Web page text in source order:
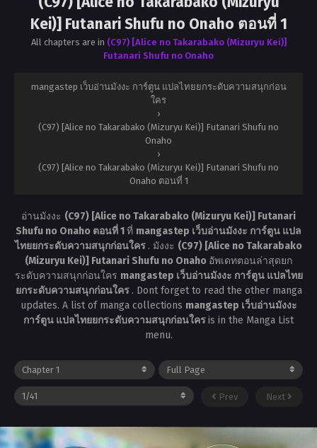
Kei)] Futanari Shufu no Onaho ตอนที่ 1
All chapters are in (C97) [Alice no Takarabako (Mizuryu Kei)]
Futanari Shufu no Onaho
mangastep เว็บอ่านมังงะ การ์ตูน แปลไทยยกระดับความสนุกก่อน
ใคร
›
(C97) [Alice no Takarabako (Mizuryu Kei)] Futanari Shufu no
Onaho
›
(C97) [Alice no Takarabako (Mizuryu Kei)] Futanari Shufu no
Onaho ตอนที่ 1
อ่านมังงะ (C97) [Alice no Takarabako (Mizuryu Kei)] Futanari
Shufu no Onaho ตอนที่ 1ที่ mangastep เว็บอ่านมังงะ การ์ตูน แปล
ไทยยกระดับความสนุกก่อนใคร . มังงะ (C97) [Alice no Takarabako
(Mizuryu Kei)] Futanari Shufu no Onaho อัพเดทตอนล่าสุดยก
ระดับความสนุกก่อนใคร mangastep เว็บอ่านมังงะ การ์ตูน แปลไทย
ยกระดับความสนุกก่อนใคร . Dont forget to read the other manga
updates. A list of manga collections mangastep เว็บอ่านมังงะ
การ์ตูน แปลไทยยกระดับความสนุกก่อนใครis in the Manga List
menu.
Prev Next